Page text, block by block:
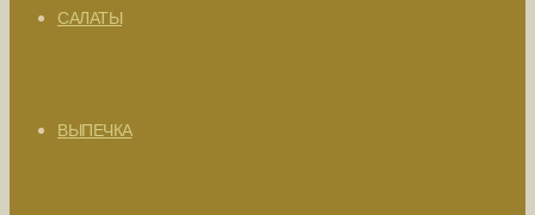
САЛАТЫ
ВЫПЕЧКА